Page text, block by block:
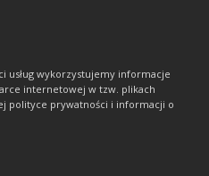
usług wykorzystujemy informacje
internetowej w tzw. plikach
polityce prywatności i informacji o